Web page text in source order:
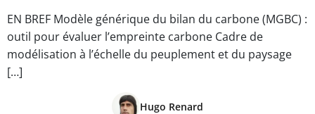
EN BREF Modèle générique du bilan du carbone (MGBC) :
outil pour évaluer l’empreinte carbone Cadre de
modélisation à l’échelle du peuplement et du paysage
[…]
Hugo Renard